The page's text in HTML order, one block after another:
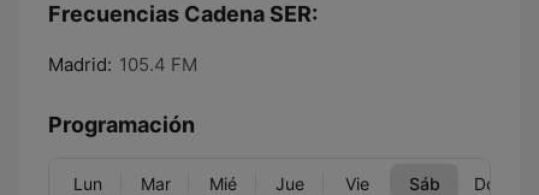
Frecuencias Cadena SER:
Madrid: 105.4 FM
Programación
Lun Mar Mié Jue Vie Sáb Dom